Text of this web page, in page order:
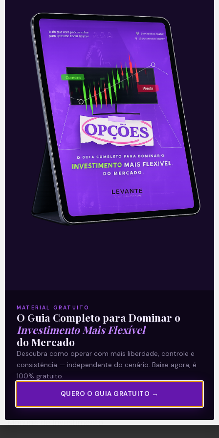
Varejo: Lojas físicas voltam a
contribuir com vendas em
maio
De acordo com relatório realizado pela
Cielo para a Abrasce, associação dos
shoppings, foi apontada uma alta nas
vendas tanto nas lojas de rua quanto
Leia mais
24/05/2021
Termos e Condições
Política de Privacidade
Explore
Artigos
E Eu Com Isso?
Vídeos no Youtube
Manuais de Investimento
MATERIAL GRATUITO
O Guia Completo para Dominar o
Investimento Mais Flexível
do Mercado
Descubra como operar com mais liberdade, controle e
consistência — independente do cenário. Baixe agora, é
100% gratuito.
QUERO O GUIA GRATUITO →